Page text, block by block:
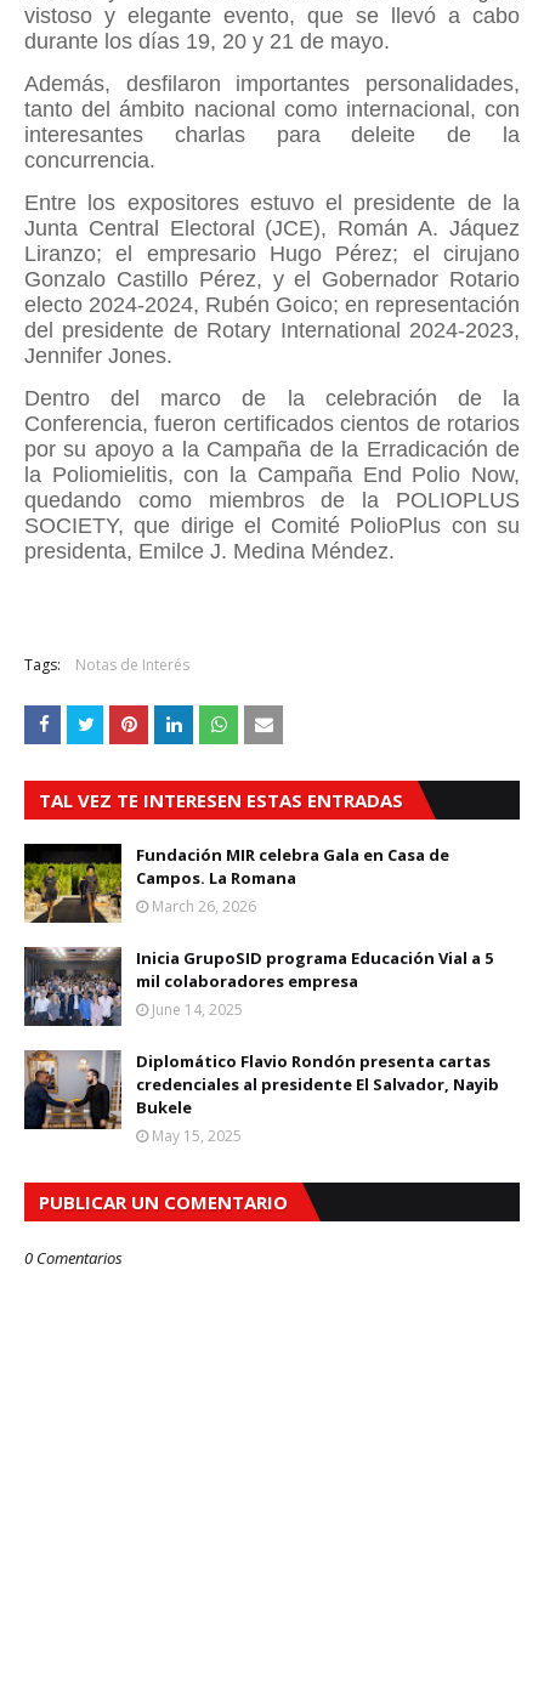
vistoso y elegante evento, que se llevó a cabo
durante los días 19, 20 y 21 de mayo.
Además,
desfilaron importantes personalidades,
tanto del ámbito nacional como internacional, con
interesantes charlas para deleite de la
concurrencia.
Entre los expositores estuvo el presidente de la
Junta Central Electoral (JCE), Román A. Jáquez
Liranzo; el empresario Hugo Pérez; el cirujano
Gonzalo Castillo Pérez, y el Gobernador Rotario
electo 2024-2024, Rubén Goico; en representación
del presidente de Rotary International 2024-2023,
Jennifer Jones.
Dentro del marco de la celebración de la
Conferencia, fueron certificados cientos de rotarios
por su apoyo a la Campaña de la Erradicación de
la Poliomielitis, con la Campaña End Polio Now,
quedando como miembros de la POLIOPLUS
SOCIETY, que dirige el Comité PolioPlus con su
presidenta, Emilce J. Medina Méndez.
Tags: Notas de Interés
TAL VEZ TE INTERESEN ESTAS ENTRADAS
Fundación MIR celebra Gala en Casa de
Campos. La Romana
March 26, 2026
Inicia GrupoSID programa Educación Vial a 5
mil colaboradores empresa
June 14, 2025
Diplomático Flavio Rondón presenta cartas
credenciales al presidente El Salvador, Nayib
Bukele
May 15, 2025
PUBLICAR UN COMENTARIO
0 Comentarios